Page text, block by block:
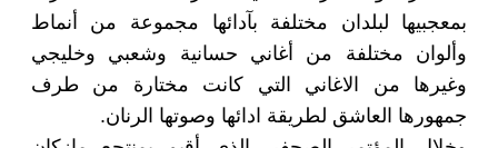
بمعجبيها لبلدان مختلفة بآدائها مجموعة من أنماط
وألوان مختلفة من أغاني حسانية وشعبي وخليجي
وغيرها من الاغاني التي كانت مختارة من طرف
جمهورها العاشق لطريقة ادائها وصوتها الرنان.